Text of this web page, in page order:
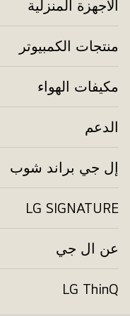
الأجهزة المنزلية
منتجات الكمبيوتر
مكيفات الهواء
الدعم
إل جي براند شوب
LG SIGNATURE
عن ال جي
LG ThinQ